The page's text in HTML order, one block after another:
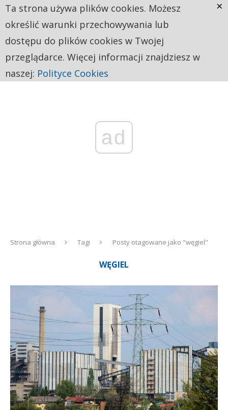
ad
Strona główna Tagi Posty otagowane jako "węgiel"
WĘGIEL
Ta strona używa plików cookies. Możesz
określić warunki przechowywania lub
dostępu do plików cookies w Twojej
przeglądarce. Więcej informacji znajdziesz w
naszej: Polityce Cookies
×